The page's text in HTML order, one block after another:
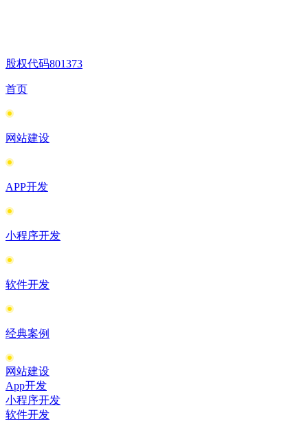
股权代码801373
首页
网站建设
APP开发
小程序开发
软件开发
经典案例
网站建设
App开发
小程序开发
软件开发